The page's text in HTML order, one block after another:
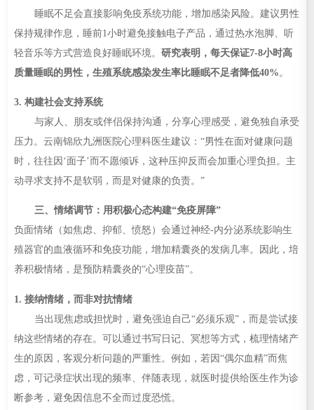
睡眠不足会直接影响免疫系统功能，增加感染风险。建议男性
保持规律作息，睡前1小时避免接触电子产品，通过热水泡脚、听
轻音乐等方式营造良好睡眠环境。 研究表明，每天保证7-8小时高
质量睡眠的男性，生殖系统感染发生率比睡眠不足者降低40%。
3. 构建社会支持系统
与家人、朋友或伴侣保持沟通，分享心理感受，避免独自承受
压力。云南锦欣九洲医院心理科医生建议：“男性在面对健康问题
时，往往因‘面子’而不愿倾诉，这种压抑反而会加重心理负担。主
动寻求支持不是软弱，而是对健康的负责。”
三、情绪调节：用积极心态构建“免疫屏障”
负面情绪（如焦虑、抑郁、愤怒）会通过神经-内分泌系统影响生
殖器官的血液循环和免疫功能，增加精囊炎的发病几率。因此，培
养积极情绪，是预防精囊炎的“心理疫苗”。
1. 接纳情绪，而非对抗情绪
当出现焦虑或担忧时，避免强迫自己“必须乐观”，而是尝试接
纳这些情绪的存在。可以通过书写日记、冥想等方式，梳理情绪产
生的原因，客观分析问题的严重性。例如，若因“偶尔血精”而焦
虑，可记录症状出现的频率、伴随表现，就医时提供给医生作为诊
断参考，避免因信息不全而过度恐慌。